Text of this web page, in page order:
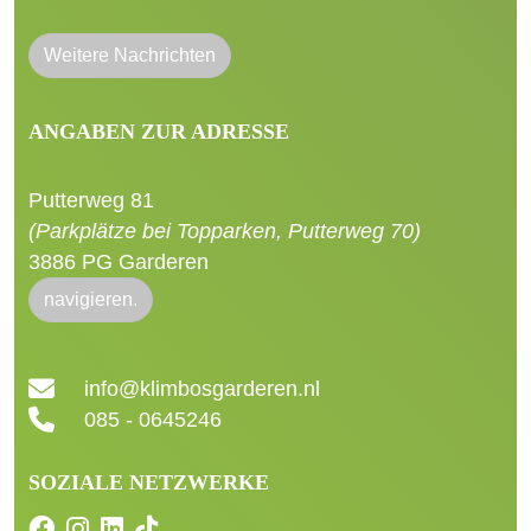
Weitere Nachrichten
ANGABEN ZUR ADRESSE
Putterweg 81
(Parkplätze bei Topparken, Putterweg 70)
3886 PG Garderen
navigieren.
info@klimbosgarderen.nl
085 - 0645246
SOZIALE NETZWERKE